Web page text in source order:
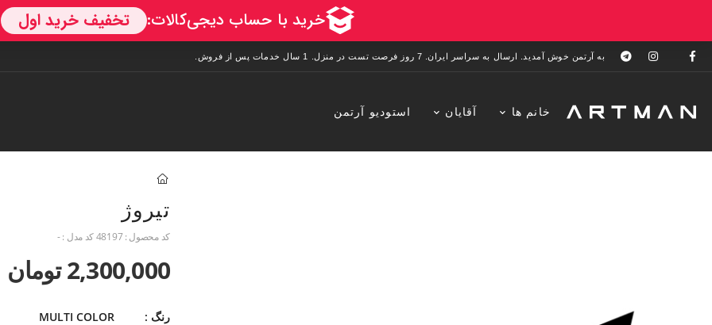
به آرتمن خوش آمدید. ارسال به سراسر ایران. 7 روز فرصت تست در منزل. 1 سال خدمات پس از فروش.
خانم ها آقایان استودیو آرتمن
تیروژ
کد محصول :48197کد مدل :-
2,300,000 تومان
رنگ : MULTI COLOR